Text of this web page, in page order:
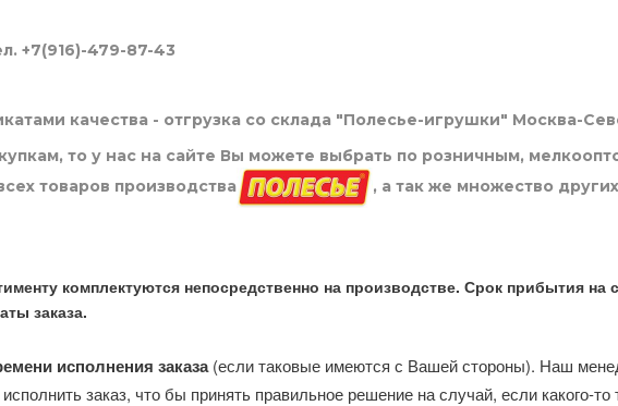
+7(916)-479-87-43
качества - отгрузка со склада "Полесье-игрушки" Москва-
то у нас на сайте Вы можете выбрать по розничным,
товаров производства
, а так же множество других
комплектуются непосредственно на производстве. Срок прибытия на
заказа.
исполнения заказа(если таковые имеются с Вашей стороны). Наш
заказ, что бы принять правильное решение на случай, если какого-то